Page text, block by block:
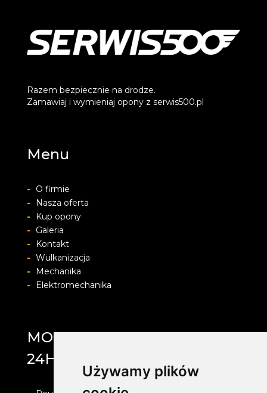
Używamy plików
Razem bezpiecznie na drodze.
Zamawiaj i wymieniaj opony z serwis500.pl
Menu
-
O firmie
-
Nasza oferta
-
Kup opony
-
Galeria
-
Kontakt
- Wulkanizacja
-
Mechanika
-
Elektromechanika
MOTOLAB WULKANIZACJA
24H